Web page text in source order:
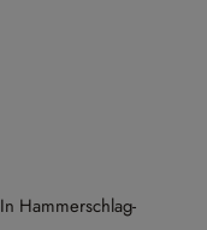
In Hammerschlag-